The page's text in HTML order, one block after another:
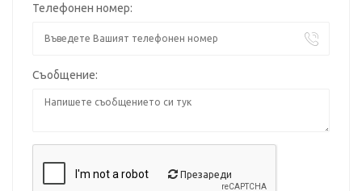
Телефонен номер:
Съобщение:
Презареди